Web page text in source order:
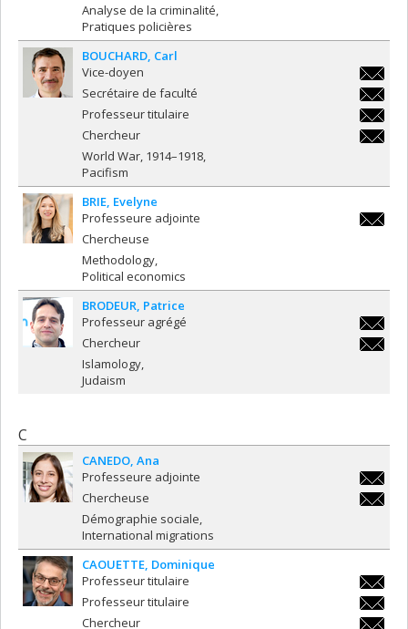
Analyse de la criminalité
Pratiques policières
BOUCHARD Carl
Vice-doyen
Secrétaire de faculté
Professeur titulaire
Chercheur
World War, 1914–1918
Pacifism
BRIE Evelyne
Professeure adjointe
Chercheuse
Methodology
Political economics
BRODEUR Patrice
Professeur agrégé
Chercheur
Islamology
Judaism
C
CANEDO Ana
Professeure adjointe
Chercheuse
Démographie sociale
International migrations
CAOUETTE Dominique
Professeur titulaire
Professeur titulaire
Chercheur